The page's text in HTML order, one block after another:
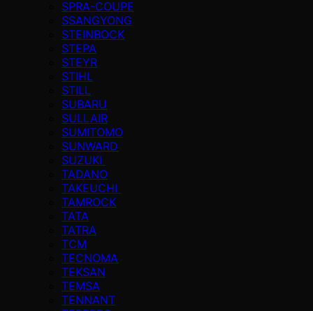
SPRA-COUPE
SSANGYONG
STEINBOCK
STEPA
STEYR
STIHL
STILL
SUBARU
SULLAIR
SUMITOMO
SUNWARD
SUZUKI
TADANO
TAKEUCHI
TAMROCK
TATA
TATRA
TCM
TECNOMA
TEKSAN
TEMSA
TENNANT